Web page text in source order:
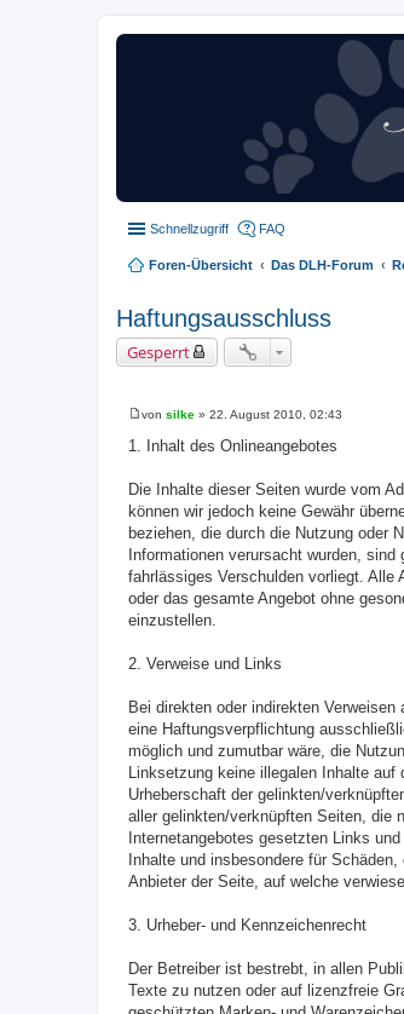
Schnellzugriff FAQ
Foren-Übersicht Das DLH-Forum
Haftungsausschluss
Gesperrt
e
a
g
von silke » 22. August 2010, 02:43
1. Inhalt des Onlineangebotes
Die Inhalte dieser Seiten wurde vom
können wir jedoch keine Gewähr
beziehen, die durch die Nutzung oder
Informationen verursacht wurden,
fahrlässiges Verschulden vorliegt. Alle
oder das gesamte Angebot ohne
einzustellen.
2. Verweise und Links
Bei direkten oder indirekten
eine Haftungsverpflichtung
möglich und zumutbar wäre, die
Linksetzung keine illegalen Inhalte
Urheberschaft der gelinkten/
aller gelinkten/verknüpften Seiten, die
Internetangebotes gesetzten Links
Inhalte und insbesondere für
Anbieter der Seite, auf welche
3. Urheber- und Kennzeichenrecht
Der Betreiber ist bestrebt, in allen
Texte zu nutzen oder auf lizenzfreie